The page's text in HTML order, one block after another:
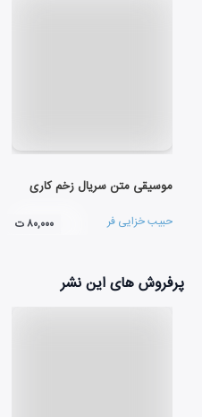
موسیقی متن سریال زخم کاری
حبیب خزایی فر ۸۰,۰۰۰ ت
پرفروش های این نشر